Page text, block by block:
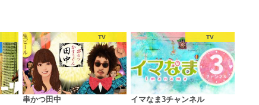
TV
串かつ田中
TV
イマなま3チャンネル